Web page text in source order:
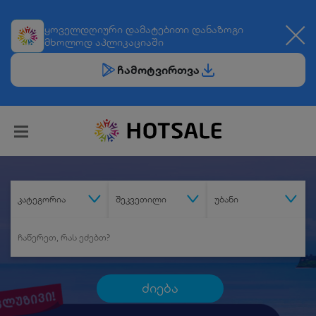
ყოველდღიური დამატებითი დანაზოგი
მხოლოდ აპლიკაციაში
ჩამოტვირთვა
კატეგორია შეკვეთილი უბანი
ძიება